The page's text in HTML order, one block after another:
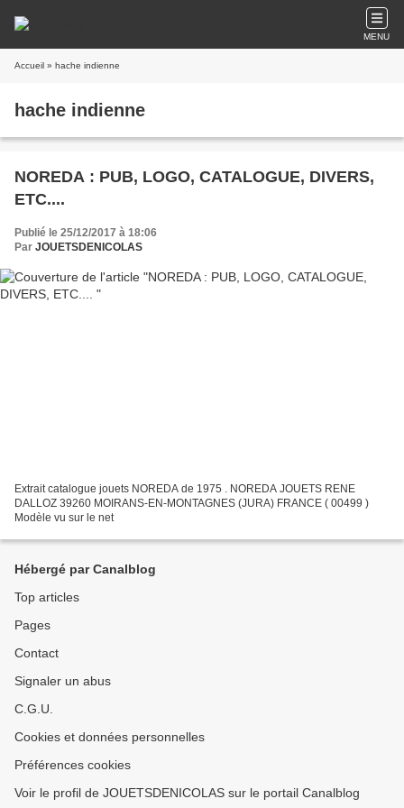
MENU
Accueil » hache indienne
hache indienne
NOREDA : PUB, LOGO, CATALOGUE, DIVERS,
ETC....
Publié le 25/12/2017 à 18:06
Par JOUETSDENICOLAS
Extrait catalogue jouets NOREDA de 1975 . NOREDA JOUETS RENE
DALLOZ 39260 MOIRANS-EN-MONTAGNES (JURA) FRANCE ( 00499 )
Modèle vu sur le net
Hébergé par Canalblog
Top articles
Pages
Contact
Signaler un abus
C.G.U.
Cookies et données personnelles
Préférences cookies
Voir le profil de JOUETSDENICOLAS sur le portail Canalblog